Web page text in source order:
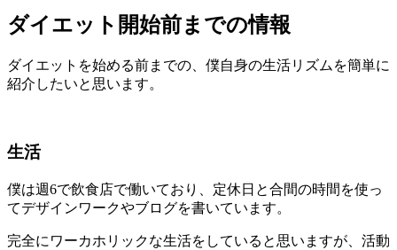
ダイエット開始前までの情報
ダイエットを始める前までの、僕自身の生活リズムを簡単に
紹介したいと思います。
生活
僕は週6で飲食店で働いており、定休日と合間の時間を使っ
てデザインワークやブログを書いています。
完全にワーカホリックな生活をしていると思いますが、活動